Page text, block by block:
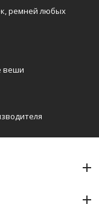
ремней любых
веши